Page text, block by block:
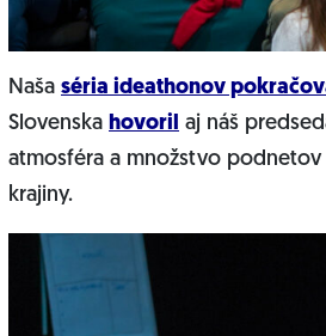
Naša séria ideathonov
Slovenska hovoril aj náš
atmosféra a množstvo
krajiny.